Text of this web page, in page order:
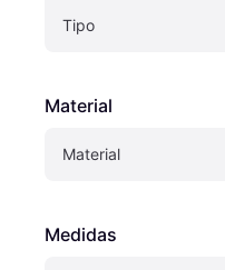
Tipo
Material
Material
Medidas